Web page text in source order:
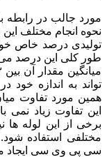
جالب در رابطه با
انجام مختلف این
به اندازه خود در
مورد تفاوت میان برند
تفاوت زیاد نمی باشد
از این لوله ها نیز
استفاده شود. این
وی سی ایجاد می